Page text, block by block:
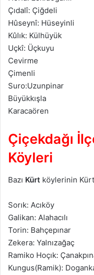
Çıdalî: Çiğdeli
Hûseynî: Hüseyinli
Kûlık: Külhüyük
Uçkî: Üçkuyu
Cevirme
Çimenli
Suro:Uzunpinar
Büyükkışla
Karacaören
Çiçekdağı
Köyleri
Bazı Kürt köylerinin
Sorık: Acıköy
Galikan: Alahacılı
Torin: Bahçepınar
Zekera: Yalnızağaç
Ramiko Hoçık:
Kungus(Ramik):